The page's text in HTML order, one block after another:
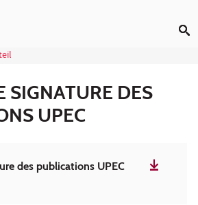
SIGNATURE DES
UPEC
des publications UPEC